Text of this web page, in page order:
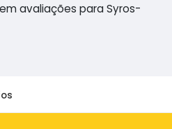
avaliações para Syros-